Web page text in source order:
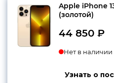
Apple iPhone
(золотой)
44 850 ₽
Нет в наличии
Узнать о